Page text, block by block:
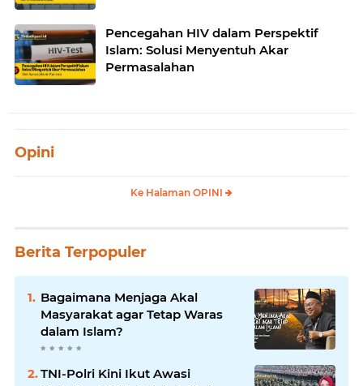
Pencegahan HIV dalam Perspektif
Islam: Solusi Menyentuh Akar
Permasalahan
Opini
Ke Halaman OPINI
Berita Terpopuler
Bagaimana Menjaga Akal
Masyarakat agar Tetap Waras
dalam Islam?
TNI-Polri Kini Ikut Awasi